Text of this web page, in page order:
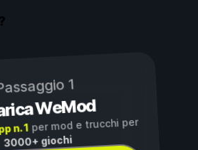
1
WeMod
n. 1per mod e trucchi per
3000+ giochi